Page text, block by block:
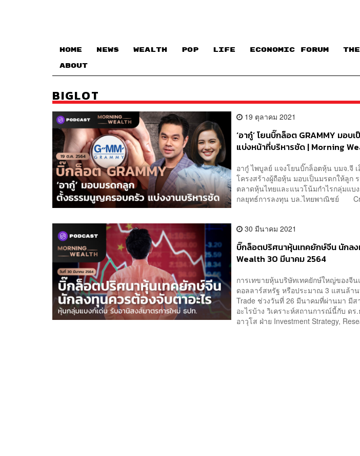
HOME NEWS WEALTH POP LIFE ECONOMIC FORUM
ABOUT
BIGLOT
19 ตุลาคม 2021
‘อากู๋’ โยนบิ๊กล็อต GRAMMY มอ
แบ่งหน้าที่บริหารชัด | Morning
อากู๋ ไพบูลย์ แจงโยนบิ๊กล็อตหุ้น บมจ.จี
โครงสร้างผู้ถือหุ้น มอบเป็นมรดกให้ลูก
ตลาดหุ้นไทยและแนวโน้มกำไรกลุ่มแบ
กลยุทธ์การลงทุน บล.ไทยพาณิชย์
30 มีนาคม 2021
บิ๊กล็อตปริศนาหุ้นเทคยักษ์จีน นักล
Wealth 30 มีนาคม 2564
การเทขายหุ้นบริษัทเทคยักษ์ใหญ่ของจี
ดอลลาร์สหรัฐ หรือประมาณ 3 แสนล้า
Trade ช่วงวันที่ 26 มีนาคมที่ผ่านมา มีส
อะไรบ้าง วิเคราะห์สถานการณ์นี้กับ ด
อาวุโส ฝ่าย Investment Strategy,